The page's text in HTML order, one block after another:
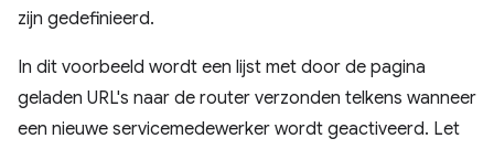
zijn gedefinieerd.
In dit voorbeeld wordt een lijst met door de pagina
geladen URL's naar de router verzonden telkens wanneer
een nieuwe servicemedewerker wordt geactiveerd. Let